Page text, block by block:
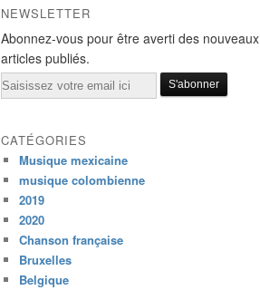
NEWSLETTER
Abonnez-vous pour être averti des nouveaux
articles publiés.
Email
CATÉGORIES
Musique mexicaine
musique colombienne
2019
2020
Chanson française
Bruxelles
Belgique